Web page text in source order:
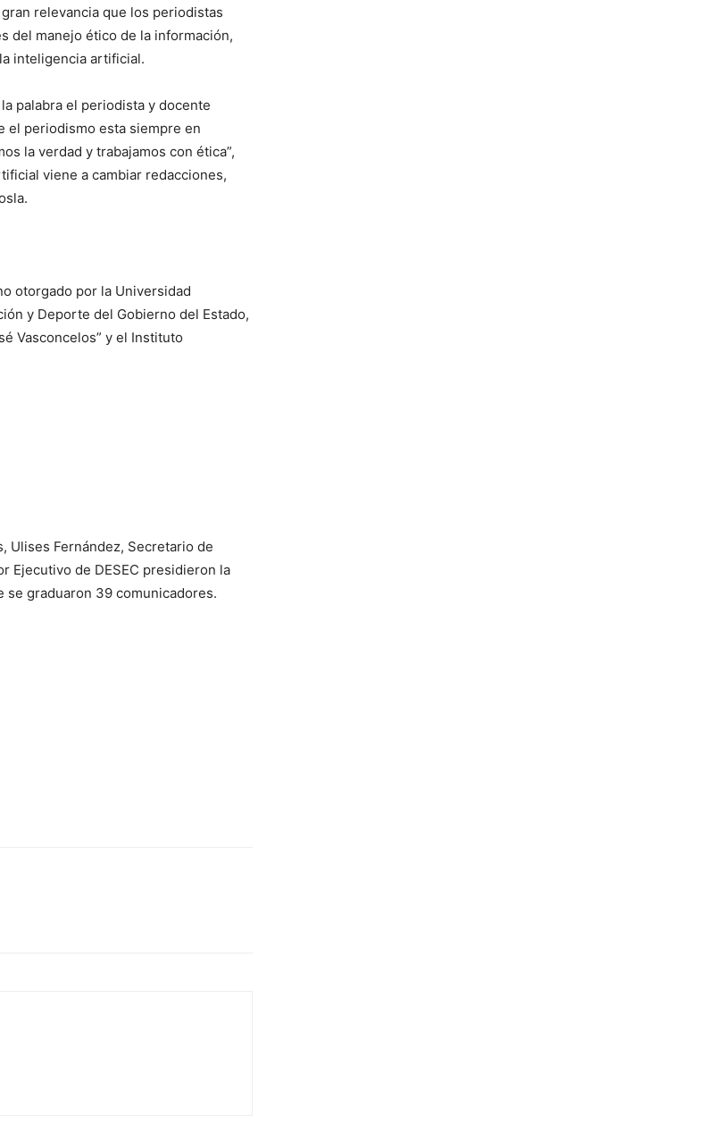
relevancia que los periodistas
del manejo ético de la información,
inteligencia artificial.
palabra el periodista y docente
el periodismo esta siempre en
la verdad y trabajamos con ética”,
viene a cambiar redacciones,
otorgado por la Universidad
y Deporte del Gobierno del Estado,
Vasconcelos” y el Instituto
Ulises Fernández, Secretario de
Ejecutivo de DESEC presidieron la
se graduaron 39 comunicadores.